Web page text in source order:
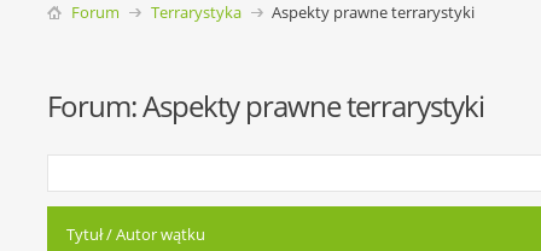
Forum Terrarystyka Aspekty prawne terrarystyki
Forum:Aspekty prawne terrarystyki
Tytuł/Autor wątku